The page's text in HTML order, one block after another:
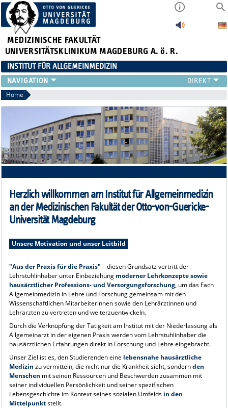
MEDIZINISCHE FAKULTÄT
UNIVERSITÄTSKLINIKUM MAGDEBURG A. ö. R.
INSTITUT FÜR ALLGEMEINMEDIZIN
TEAM
LEHRE
AKTUELLES
NEWSLETTER
Home
Herzlich willkommen am Institut für Allgemeinmedizin
an der Medizinischen Fakultät der Otto-von-Guericke-
Universität Magdeburg
Unsere Motivation und unser Leitbild
"Aus der Praxis für die Praxis" – diesen Grundsatz vertritt der
Lehrstuhlinhaber unter Einbeziehung moderner Lehrkonzepte sowie
hausärztlicher Professions- und Versorgungsforschung,um das Fach
Allgemeinmedizin in Lehre und Forschung gemeinsam mit den
Wissenschaftlichen Mitarbeiterinnen sowie den Lehrärztinnen und
Lehrärzten zu vertreten und weiterzuentwickeln.
Durch die Verknüpfung der Tätigkeit am Institut mit der Niederlassung als
Allgemeinarzt in der eigenen Praxis werden vom Lehrstuhlinhaber die
hausärztlichen Erfahrungen direkt in Forschung und Lehre eingebracht.
Unser Ziel ist es, den Studierenden eine lebensnahe hausärztliche
Medizin zu vermitteln, die nicht nur die Krankheit sieht, sondernden
Menschen mit seinen Ressourcen und Beschwerden zusammen mit
seiner individuellen Persönlichkeit und seiner spezifischen
Lebensgeschichte im Kontext seines sozialen Umfeldsin den
Mittelpunktstellt.